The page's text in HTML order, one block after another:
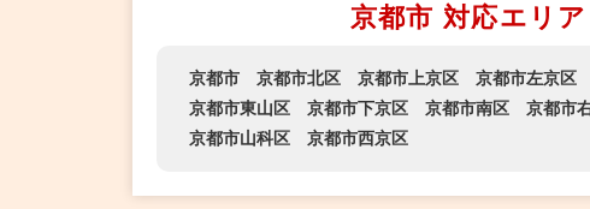
京都市 対応エリア
京都市 京都市北区 京都市上京区 京都市左京区
京都市東山区
京都市下京区 京都市南区 京都市
京都市山科区
京都市西京区